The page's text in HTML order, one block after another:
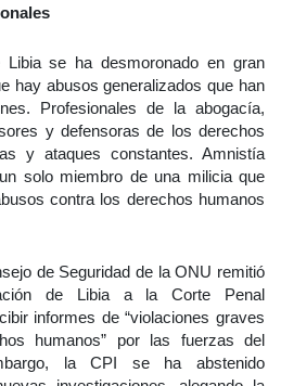
se ha desmoronado en gran
hay abusos generalizados que han
Profesionales de la abogacía,
y defensoras de los derechos
y ataques constantes. Amnistía
solo miembro de una milicia que
contra los derechos humanos
de Seguridad de la ONU remitió
de Libia a la Corte Penal
informes de “violaciones graves
humanos” por las fuerzas del
la CPI se ha abstenido